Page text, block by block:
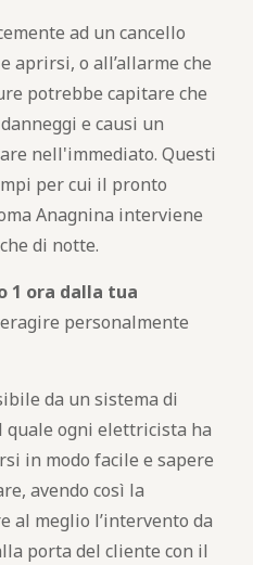
ad un cancello
aprirsi, o all’allarme che
potrebbe capitare che
e causi un
nell'immediato. Questi
per cui il pronto
Anagnina interviene
di notte.
1 ora dalla tua
personalmente
da un sistema di
quale ogni elettricista ha
in modo facile e sapere
avendo così la
al meglio l’intervento da
porta del cliente con il